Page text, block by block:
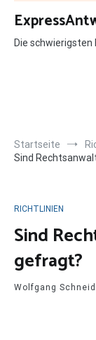
Zum
Inhalt
springen
Die
Startseite
Sind
RICHTLINIEN
Sind
gefragt?
Wolfgang